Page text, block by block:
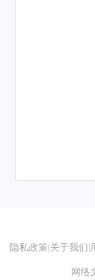
隐私政策 关于我们
网络